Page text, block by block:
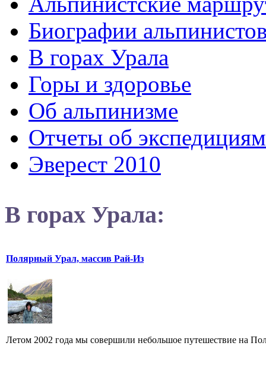
Биографии
В горах Урала
Горы и здоровье
Об альпинизме
Отчеты об экспедициям
Эверест 2010
В горах Урала:
Полярный Урал, массив Рай-Из
Летом 2002 года мы совершили небольшое путешествие на